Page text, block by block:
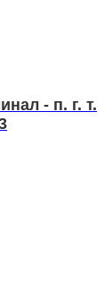
- п. г. т.